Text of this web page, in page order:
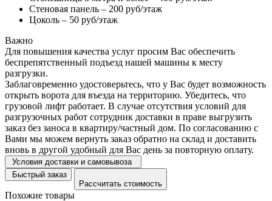
Стеновая панель – 200 руб/этаж
Цоколь – 50 руб/этаж
Важно
Для повышения качества услуг просим Вас обеспечить
беспрепятственный подъезд нашей машины к месту
разгрузки.
Заблаговременно удостоверьтесь, что у Вас будет возможность
открыть ворота для въезда на территорию. Убедитесь, что
грузовой лифт работает. В случае отсутствия условий для
разгрузочных работ сотрудник доставки в праве выгрузить
заказ без заноса в квартиру/частный дом. По согласованию с
Вами мы можем вернуть заказ обратно на склад и доставить
вновь в другой удобный для Вас день за повторную оплату.
Условия доставки и самовывоза
Быстрый заказ
Рассчитать стоимость
Похожие товары